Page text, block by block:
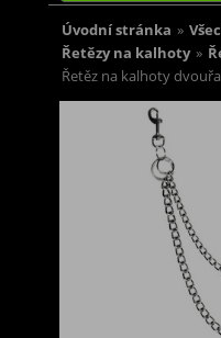
Úvodní stránka »
Řetězy na kalhoty »
Řetěz na kalhoty